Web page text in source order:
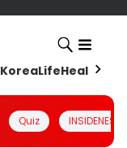
KoreaLifeHealth
Quiz INSIDENESIA